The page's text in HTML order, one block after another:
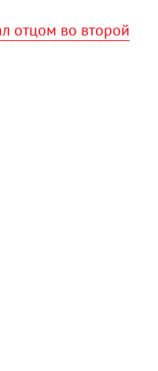
отцом во второй